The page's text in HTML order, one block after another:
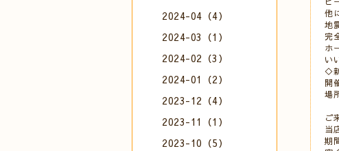
他
地
完
ホ
い
◇
開
場
ご
当
期
2024-04（4）
2024-03（1）
2024-02（3）
2024-01（2）
2023-12（4）
2023-11（1）
2023-10（5）